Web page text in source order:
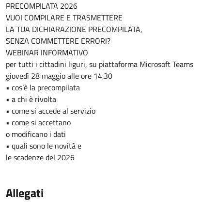
PRECOMPILATA 2026
VUOI COMPILARE E TRASMETTERE
LA TUA DICHIARAZIONE PRECOMPILATA,
SENZA COMMETTERE ERRORI?
WEBINAR INFORMATIVO
per tutti i cittadini liguri, su piattaforma Microsoft Teams
giovedì 28 maggio alle ore 14.30
• cos’è la precompilata
• a chi è rivolta
• come si accede al servizio
• come si accettano
o modificano i dati
• quali sono le novità e
le scadenze del 2026
Allegati